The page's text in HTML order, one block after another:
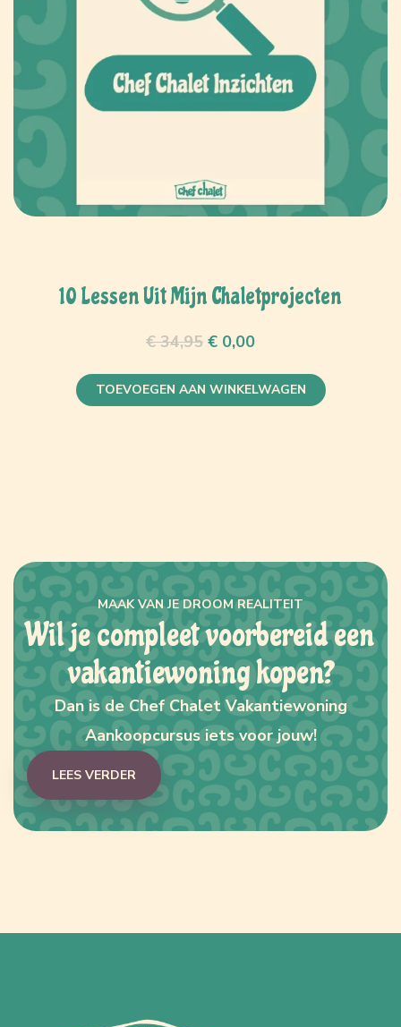
10 Lessen Uit Mijn Chaletprojecten
€34,95 € 0,00
TOEVOEGEN AAN WINKELWAGEN
MAAK VAN JE DROOM REALITEIT
Wil je compleet voorbereid een
vakantiewoning kopen?
Dan is de Chef Chalet Vakantiewoning
Aankoopcursus iets voor jouw!
LEES VERDER